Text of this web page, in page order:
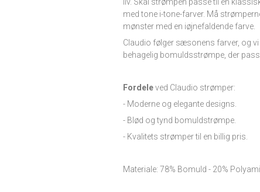
med tone i-tone-farver. Må
mønster med en iøjnefaldende farve.
Claudio følger sæsonens farver, og
behagelig bomuldsstrømpe, der
Fordeleved Claudio strømper:
- Moderne og elegante designs.
- Blød og tynd bomuldstrømpe.
- Kvalitets strømper til en billig pris.
Materiale: 78% Bomuld - 20%